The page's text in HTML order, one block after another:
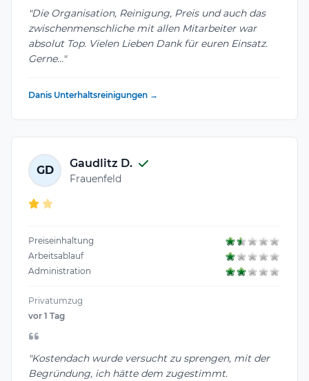
"Die Organisation, Reinigung, Preis und auch das
zwischenmenschliche mit allen Mitarbeiter war
absolut Top. Vielen Lieben Dank für euren Einsatz.
Gerne..."
Danis Unterhaltsreinigungen →
GD
Gaudlitz D.
Frauenfeld
Preiseinhaltung
Arbeitsablauf
Administration
Privatumzug
vor 1 Tag
"Kostendach wurde versucht zu sprengen, mit der
Begründung, ich hätte dem zugestimmt.